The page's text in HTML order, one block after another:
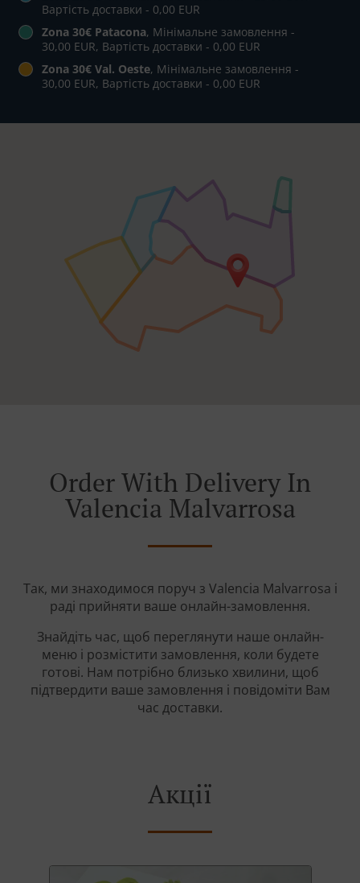
Вартість доставки - 0,00 EUR
Zona 30€ Patacona, Мінімальне замовлення -
30,00 EUR, Вартість доставки - 0,00 EUR
Zona 30€ Val. Oeste, Мінімальне замовлення -
30,00 EUR, Вартість доставки - 0,00 EUR
Order With Delivery In
Valencia Malvarrosa
Так, ми знаходимося поруч з Valencia Malvarrosa і
раді прийняти ваше онлайн-замовлення.
Знайдіть час, щоб переглянути наше онлайн-
меню і розмістити замовлення, коли будете
готові. Нам потрібно близько хвилини, щоб
підтвердити ваше замовлення і повідоміти Вам
час доставки.
Акції